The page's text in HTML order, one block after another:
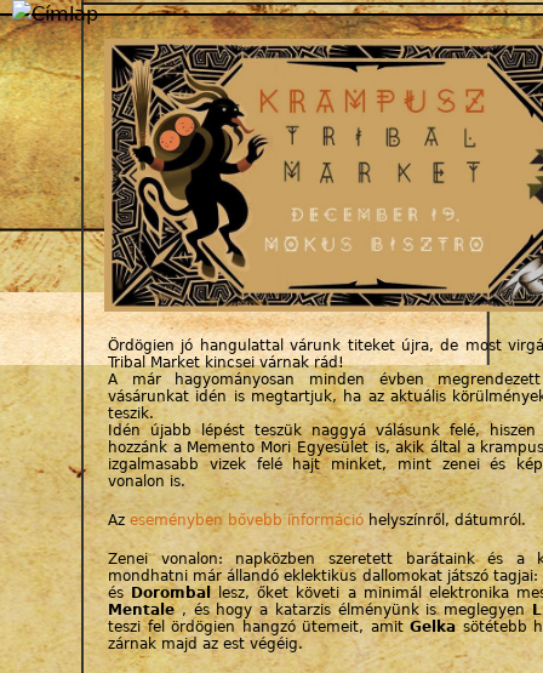
Jump to navigation
Ördögien jó hangulattal várunk titeket újra, de most
Tribal Market kincsei várnak rád!
A már hagyományosan minden évben
vásárunkat idén is megtartjuk, ha az aktuális
teszik.
Idén újabb lépést teszük naggyá válásunk felé, hiszen
hozzánk a Memento Mori Egyesület is, akik által a
izgalmasabb vizek felé hajt minket, mint zenei és
vonalon is.
Azeseményben bővebb információ helyszínről, dátumról.
Zenei vonalon: napközben szeretett barátaink és a
mondhatni már állandó eklektikus dallomokat játszó tagjai:
és
Doromballesz, őket követi a minimál elektronika
Mentale, és hogy a katarzis élményünk is meglegyen
teszi fel ördögien hangzó ütemeit, amit Gelka sötétebb
zárnak majd az est végéig.